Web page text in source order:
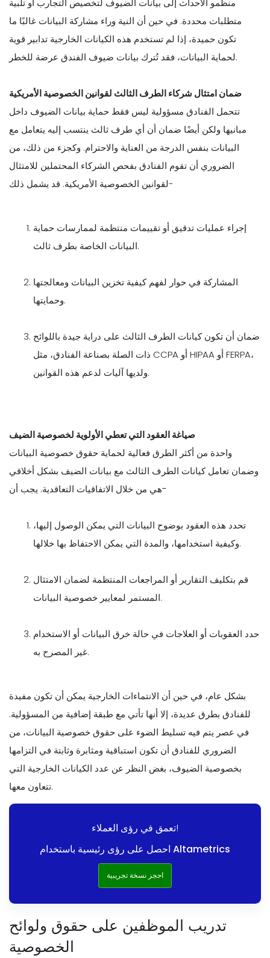
منظمو الأحداث إلى بيانات الضيوف لتخصيص التجارب أو تلبية
متطلبات محددة. في حين أن النية وراء مشاركة البيانات غالبًا ما
تكون حميدة، إذا لم تستخدم هذه الكيانات الخارجية تدابير قوية
لحماية البيانات، فقد تُترك بيانات ضيوف الفندق عرضة للخطر.
ضمان امتثال شركاء الطرف الثالث لقوانين الخصوصية الأمريكية
تتحمل الفنادق مسؤولية ليس فقط حماية بيانات الضيوف داخل
مبانيها ولكن أيضًا ضمان أن أي طرف ثالث ينتسب إليه يتعامل مع
البيانات بنفس الدرجة من العناية والاحترام. وكجزء من ذلك، من
الضروري أن تقوم الفنادق بفحص الشركاء المحتملين للامتثال
لقوانين الخصوصية الأمريكية. قد يشمل ذلك-
إجراء عمليات تدقيق أو تقييمات منتظمة لممارسات حماية
البيانات الخاصة بطرف ثالث.
المشاركة في حوار لفهم كيفية تخزين البيانات ومعالجتها
وحمايتها.
ضمان أن تكون كيانات الطرف الثالث على دراية جيدة باللوائح
ذات الصلة بصناعة الفنادق، مثل CCPA أو HIPAA أو FERPA،
ولديها آليات لدعم هذه القوانين.
صياغة العقود التي تعطي الأولوية لخصوصية الضيف
واحدة من أكثر الطرق فعالية لحماية حقوق خصوصية البيانات
وضمان تعامل كيانات الطرف الثالث مع بيانات الضيف بشكل أخلاقي
هي من خلال الاتفاقيات التعاقدية. يجب أن-
تحدد هذه العقود بوضوح البيانات التي يمكن الوصول إليها،
وكيفية استخدامها، والمدة التي يمكن الاحتفاظ بها خلالها.
قم بتكليف التقارير أو المراجعات المنتظمة لضمان الامتثال
المستمر لمعايير خصوصية البيانات.
حدد العقوبات أو العلاجات في حالة خرق البيانات أو الاستخدام
غير المصرح به.
بشكل عام، في حين أن الانتماءات الخارجية يمكن أن تكون مفيدة
للفنادق بطرق عديدة، إلا أنها تأتي مع طبقة إضافية من المسؤولية.
في عصر يتم فيه تسليط الضوء على حقوق خصوصية البيانات، من
الضروري للفنادق أن تكون استباقية ومثابرة وثابتة في التزامها
بخصوصية الضيوف، بغض النظر عن عدد الكيانات الخارجية التي
تتعاون معها.
تعمق في رؤى العملاء!
احصل على رؤى رئيسية باستخدام Altametrics
احجز نسخة تجريبية
تدريب الموظفين على حقوق ولوائح
الخصوصية